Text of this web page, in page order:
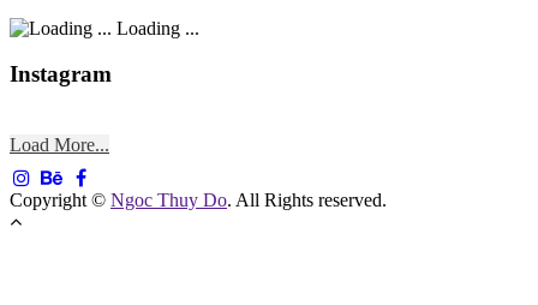
Loading ...
Instagram
Load More...
Copyright © Ngoc Thuy Do. All Rights reserved.